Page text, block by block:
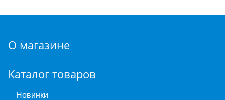
О магазине
Каталог товаров
Новинки